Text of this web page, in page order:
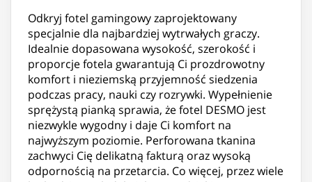
Odkryj fotel gamingowy zaprojektowany
specjalnie dla najbardziej wytrwałych graczy.
Idealnie dopasowana wysokość, szerokość i
proporcje fotela gwarantują Ci prozdrowotny
komfort i nieziemską przyjemność siedzenia
podczas pracy, nauki czy rozrywki. Wypełnienie
sprężystą pianką sprawia, że fotel DESMO jest
niezwykle wygodny i daje Ci komfort na
najwyższym poziomie. Perforowana tkanina
zachwyci Cię delikatną fakturą oraz wysoką
odpornością na przetarcia. Co więcej, przez wiele